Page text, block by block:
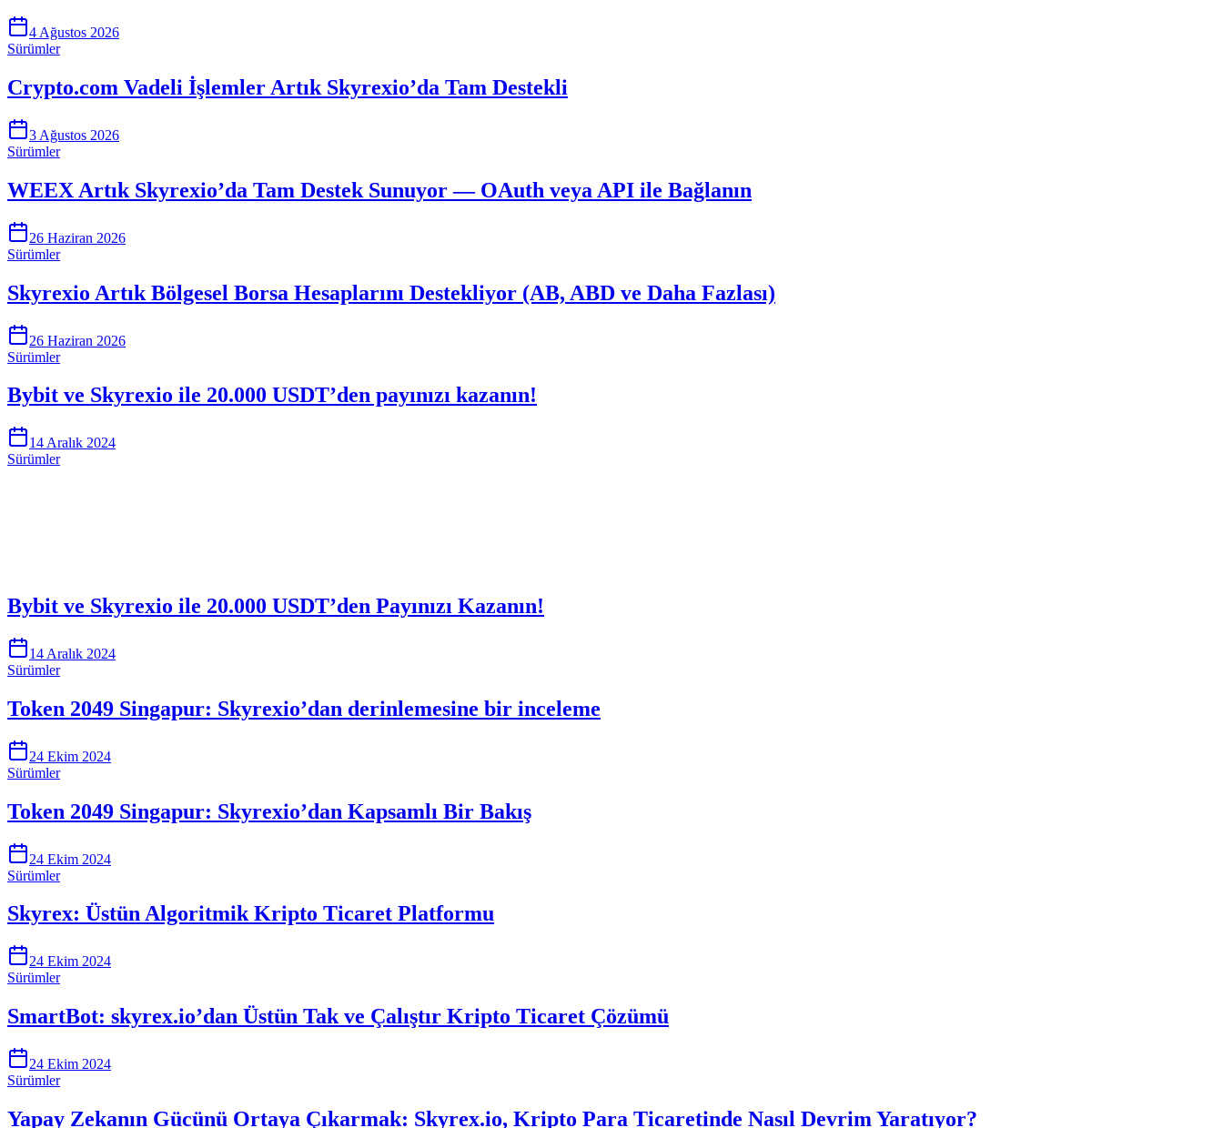
4 Ağustos 2026
Sürümler
Crypto.com Vadeli İşlemler Artık Skyrexio’da Tam Destekli
3 Ağustos 2026
Sürümler
WEEX Artık Skyrexio’da Tam Destek Sunuyor — OAuth veya API ile Bağlanın
26 Haziran 2026
Sürümler
Skyrexio Artık Bölgesel Borsa Hesaplarını Destekliyor (AB, ABD ve Daha Fazlası)
26 Haziran 2026
Sürümler
Bybit ve Skyrexio ile 20.000 USDT’den payınızı kazanın!
14 Aralık 2024
Sürümler
Bybit ve Skyrexio ile 20.000 USDT’den Payınızı Kazanın!
14 Aralık 2024
Sürümler
Token 2049 Singapur: Skyrexio’dan derinlemesine bir inceleme
24 Ekim 2024
Sürümler
Token 2049 Singapur: Skyrexio’dan Kapsamlı Bir Bakış
24 Ekim 2024
Sürümler
Skyrex: Üstün Algoritmik Kripto Ticaret Platformu
24 Ekim 2024
Sürümler
SmartBot: skyrex.io’dan Üstün Tak ve Çalıştır Kripto Ticaret Çözümü
24 Ekim 2024
Sürümler
Yapay Zekanın Gücünü Ortaya Çıkarmak: Skyrex.io, Kripto Para Ticaretinde Nasıl Devrim Yaratıyor?